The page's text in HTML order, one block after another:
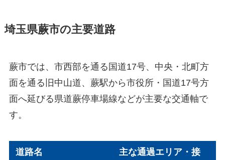
埼玉県蕨市の主要道路
蕨市では、市西部を通る国道17号、中央・北町方
面を通る旧中山道、蕨駅から市役所・国道17号方
面へ延びる県道蕨停車場線などが主要な交通軸で
す。
道路名
主な通過エリア・接